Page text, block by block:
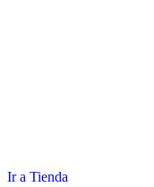
Ir a Tienda